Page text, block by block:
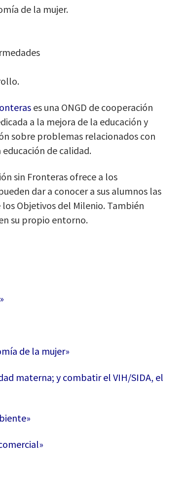
de la mujer.
es una ONGD de cooperación
a la mejora de la educación y
sobre problemas relacionados con
de calidad.
sin Fronteras ofrece a los
dar a conocer a sus alumnos las
Objetivos del Milenio. También
su propio entorno.
de la mujer»
materna; y combatir el VIH/SIDA, el